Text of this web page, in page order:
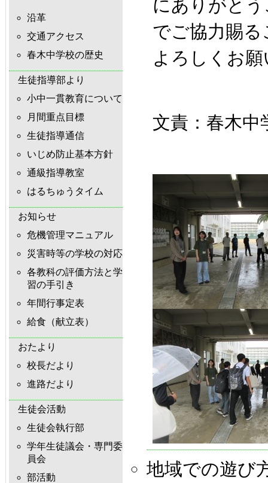
沿革
交通アクセス
春木中学校の歴史
生徒指導部より
小中一貫教育について
月間重点目標
生徒指導通信
いじめ防止基本方針
通級指導教室
はるちゅうタイム
お知らせ
危機管理マニュアル
災害時等の学校の対応
各教科の評価方法と学
習の手引き
年間行事定表
給食（献立表）
おたより
校長だより
進路だより
生徒会活動
生徒会執行部
学年生徒議会・専門委
員会
部活動
にありがと
でご協力賜
よろしくお
文責：春
地域での遊び